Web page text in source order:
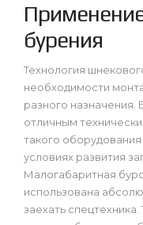
бурения
Технология
необходимости
разного назначения.
отличным
такого
условиях развития
Малогабаритная
использована
заехать